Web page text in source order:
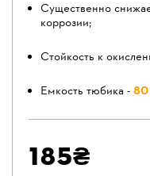
Существенно
коррозии;
Стойкость к
Емкость тюбика -80
185₴